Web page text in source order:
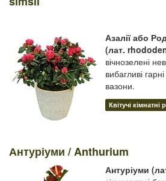
Азалії або
(лат.
вічнозелені
вибагливі
вазони.
Квітучі кімнатні
Антуріуми / Anthurium
Антуріуми